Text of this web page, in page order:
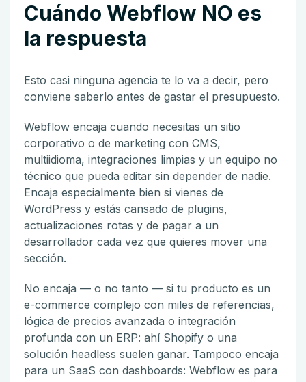
Cuándo Webflow NO es
la respuesta
Esto casi ninguna agencia te lo va a decir, pero
conviene saberlo antes de gastar el presupuesto.
Webflow encaja cuando necesitas un sitio
corporativo o de marketing con CMS,
multiidioma, integraciones limpias y un equipo no
técnico que pueda editar sin depender de nadie.
Encaja especialmente bien si vienes de
WordPress y estás cansado de plugins,
actualizaciones rotas y de pagar a un
desarrollador cada vez que quieres mover una
sección.
No encaja — o no tanto — si tu producto es un
e-commerce complejo con miles de referencias,
lógica de precios avanzada o integración
profunda con un ERP: ahí Shopify o una
solución headless suelen ganar. Tampoco encaja
para un SaaS con dashboards: Webflow es para